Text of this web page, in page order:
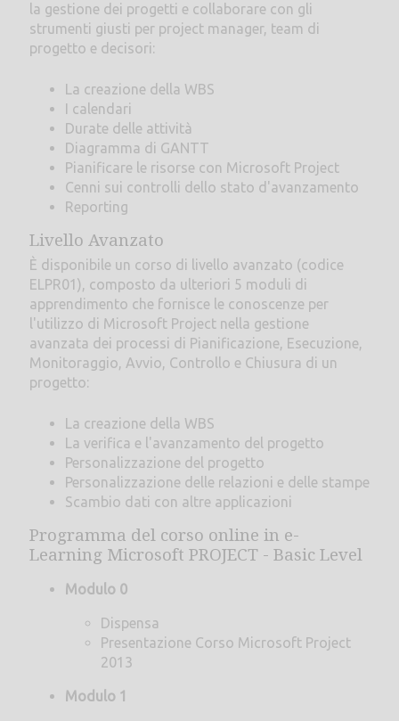
la gestione dei progetti e collaborare con gli
strumenti giusti per project manager, team di
progetto e decisori:
La creazione della WBS
I calendari
Durate delle attività
Diagramma di GANTT
Pianificare le risorse con Microsoft Project
Cenni sui controlli dello stato d'avanzamento
Reporting
Livello Avanzato
È disponibile un corso di livello avanzato (codice
ELPR01), composto da ulteriori 5 moduli di
apprendimento che fornisce le conoscenze per
l'utilizzo di Microsoft Project nella gestione
avanzata dei processi di Pianificazione, Esecuzione,
Monitoraggio, Avvio, Controllo e Chiusura di un
progetto:
La creazione della WBS
La verifica e l'avanzamento del progetto
Personalizzazione del progetto
Personalizzazione delle relazioni e delle stampe
Scambio dati con altre applicazioni
Programma del corso online in e-
Learning Microsoft PROJECT - Basic Level
Modulo 0
Dispensa
Presentazione Corso Microsoft Project
2013
Modulo 1